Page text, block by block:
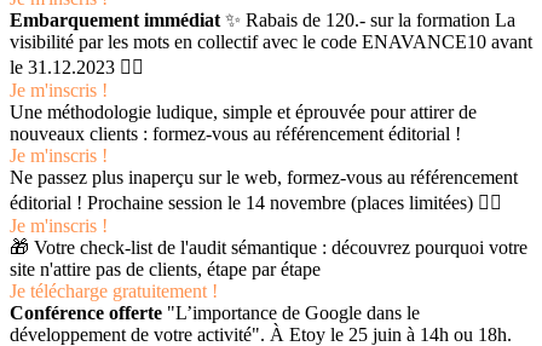
Embarquement immédiat ✨ Rabais de 120.- sur la formation La
visibilité par les mots en collectif avec le code ENAVANCE10 avant
le 31.12.2023 👉🏻
Je m'inscris !
Une méthodologie ludique, simple et éprouvée pour attirer de
nouveaux clients : formez-vous au référencement éditorial !
Je m'inscris !
Ne passez plus inaperçu sur le web, formez-vous au référencement
éditorial ! Prochaine session le 14 novembre (places limitées) 👉🏻
Je m'inscris !
🎁 Votre check-list de l'audit sémantique : découvrez pourquoi votre
site n'attire pas de clients, étape par étape
Je télécharge gratuitement !
Conférence offerte "L’importance de Google dans le
développement de votre activité". À Etoy le 25 juin à 14h ou 18h.